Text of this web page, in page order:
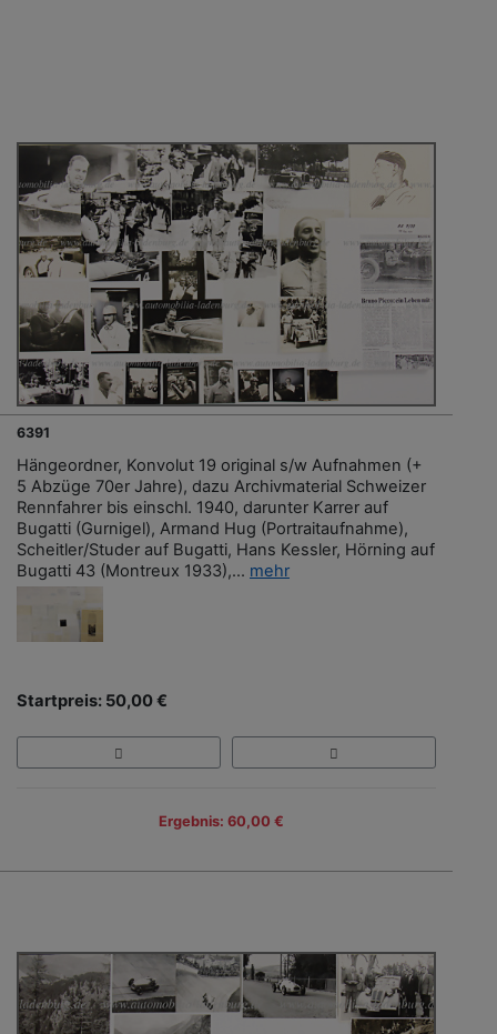
6391
Hängeordner, Konvolut 19 original s/w Aufnahmen (+
5 Abzüge 70er Jahre), dazu Archivmaterial Schweizer
Rennfahrer bis einschl. 1940, darunter Karrer auf
Bugatti (Gurnigel), Armand Hug (Portraitaufnahme),
Scheitler/Studer auf Bugatti, Hans Kessler, Hörning auf
Bugatti 43 (Montreux 1933),... mehr
Startpreis: 50,00 €
Ergebnis: 60,00 €